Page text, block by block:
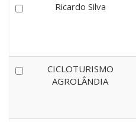
Ricardo Silva
CICLOTURISMO
AGROLÂNDIA